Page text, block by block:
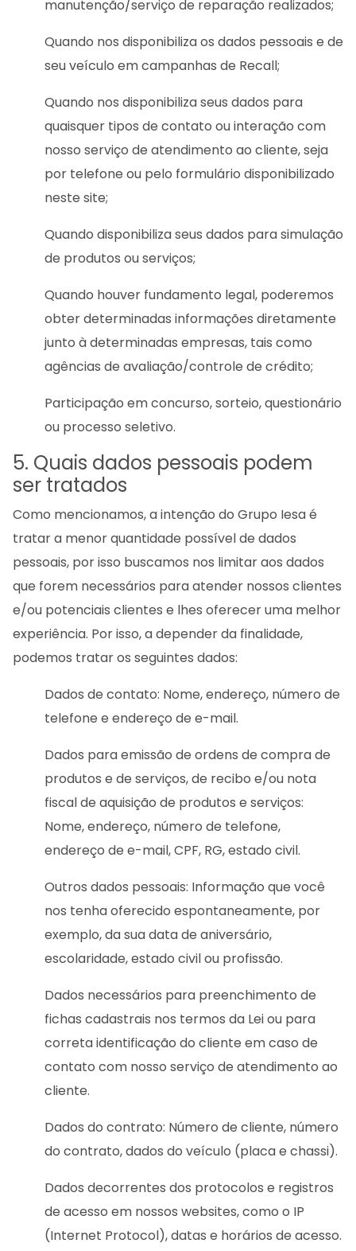
manutenção/serviço de reparação realizados;
Quando nos disponibiliza os dados pessoais e de
seu veículo em campanhas de Recall;
Quando nos disponibiliza seus dados para
quaisquer tipos de contato ou interação com
nosso serviço de atendimento ao cliente, seja
por telefone ou pelo formulário disponibilizado
neste site;
Quando disponibiliza seus dados para simulação
de produtos ou serviços;
Quando houver fundamento legal, poderemos
obter determinadas informações diretamente
junto à determinadas empresas, tais como
agências de avaliação/controle de crédito;
Participação em concurso, sorteio, questionário
ou processo seletivo.
5. Quais dados pessoais podem
ser tratados
Como mencionamos, a intenção do Grupo Iesa é
tratar a menor quantidade possível de dados
pessoais, por isso buscamos nos limitar aos dados
que forem necessários para atender nossos clientes
e/ou potenciais clientes e lhes oferecer uma melhor
experiência. Por isso, a depender da finalidade,
podemos tratar os seguintes dados:
Dados de contato: Nome, endereço, número de
telefone e endereço de e-mail.
Dados para emissão de ordens de compra de
produtos e de serviços, de recibo e/ou nota
fiscal de aquisição de produtos e serviços:
Nome, endereço, número de telefone,
endereço de e-mail, CPF, RG, estado civil.
Outros dados pessoais: Informação que você
nos tenha oferecido espontaneamente, por
exemplo, da sua data de aniversário,
escolaridade, estado civil ou profissão.
Dados necessários para preenchimento de
fichas cadastrais nos termos da Lei ou para
correta identificação do cliente em caso de
contato com nosso serviço de atendimento ao
cliente.
Dados do contrato: Número de cliente, número
do contrato, dados do veículo (placa e chassi).
Dados decorrentes dos protocolos e registros
de acesso em nossos websites, como o IP
(Internet Protocol), datas e horários de acesso.